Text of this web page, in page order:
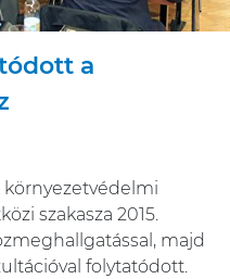
a
szakasza 2015.
majd
folytatódott.